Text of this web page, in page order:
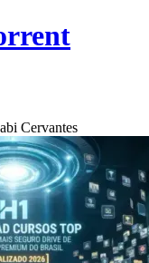
Cervantes